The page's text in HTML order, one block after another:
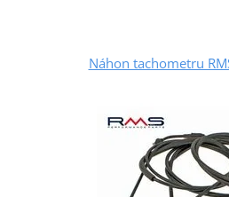
Náhon tachometru